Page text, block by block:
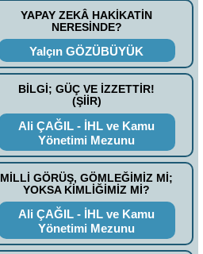
YAPAY ZEKÂ HAKİKATİN
NERESİNDE?
Yalçın GÖZÜBÜYÜK
BİLGİ; GÜÇ VE İZZETTİR!
(ŞİİR)
Ali ÇAĞIL - İHL ve Kamu
Yönetimi Mezunu
MİLLİ GÖRÜŞ, GÖMLEĞİMİZ Mİ;
YOKSA KİMLİĞİMİZ Mİ?
Ali ÇAĞIL - İHL ve Kamu
Yönetimi Mezunu